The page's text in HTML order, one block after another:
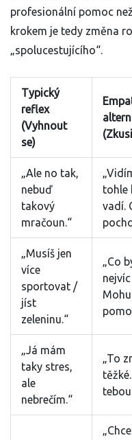
profesionální pomoc
krokem je tedy změna
„spolucestujícího“.
Typický
reflex
(Vyhnout
se)
„Ale no tak,
nebuď
takový
mračoun.“
tohle
vadí.
„Musíš jen
více
sportovat /
jíst
zeleninu.“
„Co
„Já mám
taky stres,
ale
nebrečím.“
„To